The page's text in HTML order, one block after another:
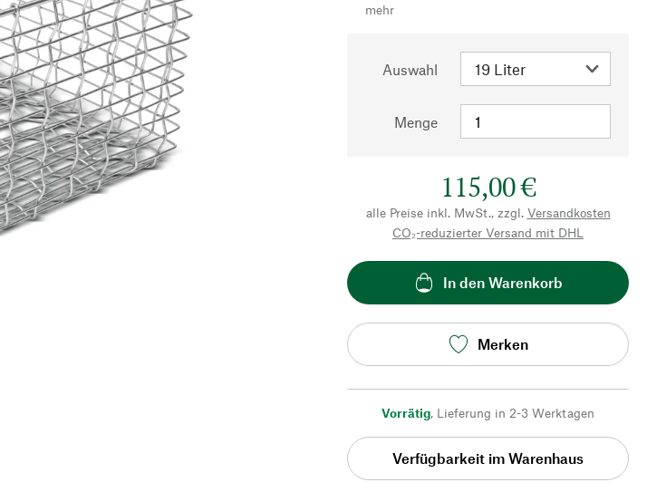
mehr
Auswahl
Menge
115,00 €
alle Preise inkl. MwSt., zzgl. Versandkosten
CO₂-reduzierter Versand mit DHL
In den Warenkorb
Merken
Vorrätig, Lieferung in 2-3 Werktagen
Verfügbarkeit im Warenhaus